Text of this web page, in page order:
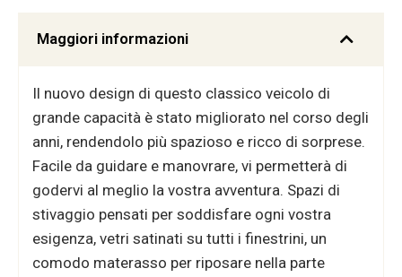
Maggiori informazioni
Il nuovo design di questo classico veicolo di
grande capacità è stato migliorato nel corso degli
anni, rendendolo più spazioso e ricco di sorprese.
Facile da guidare e manovrare, vi permetterà di
godervi al meglio la vostra avventura. Spazi di
stivaggio pensati per soddisfare ogni vostra
esigenza, vetri satinati su tutti i finestrini, un
comodo materasso per riposare nella parte